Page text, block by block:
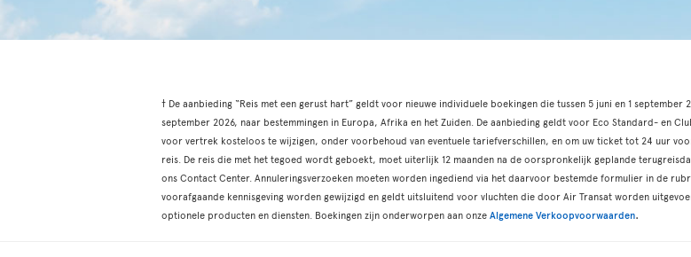
† De aanbieding “Reis met een gerust hart” geldt voor nieuwe individuele boekingen die tussen 5 juni en 1
september 2026, naar bestemmingen in Europa, Afrika en het Zuiden. De aanbieding geldt voor Eco Standard- en
voor vertrek kosteloos te wijzigen, onder voorbehoud van eventuele tariefverschillen, en om uw ticket tot 24 uur
reis. De reis die met het tegoed wordt geboekt, moet uiterlijk 12 maanden na de oorspronkelijk geplande
ons Contact Center. Annuleringsverzoeken moeten worden ingediend via het daarvoor bestemde formulier in de
voorafgaande kennisgeving worden gewijzigd en geldt uitsluitend voor vluchten die door Air Transat worden
optionele producten en diensten. Boekingen zijn onderworpen aan onze Algemene Verkoopvoorwaarden.